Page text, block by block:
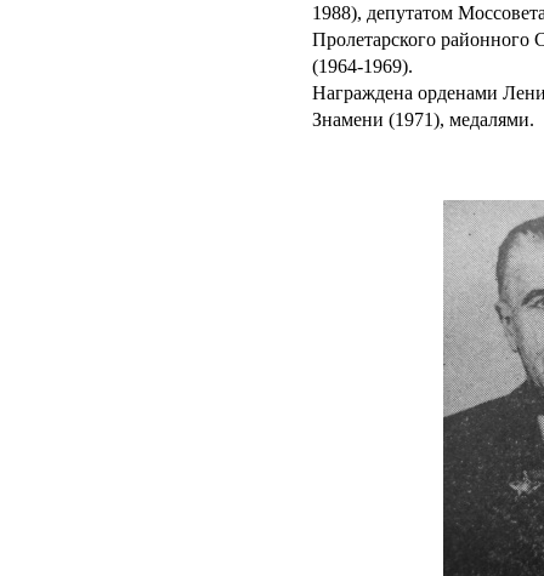
1988), депутатом
Пролетарского районного
(1964-1969).
Награждена орденами
Знамени (1971), медалями.